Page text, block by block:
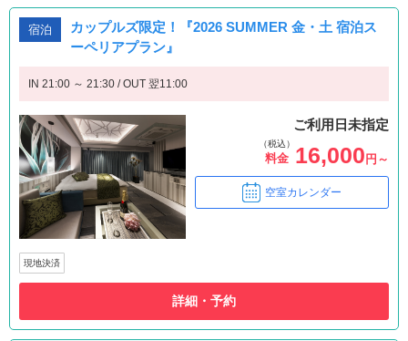
宿泊
カップルズ限定！『2026 SUMMER 金・土 宿泊ス
ーペリアプラン』
IN 21:00 ～ 21:30 / OUT 翌11:00
ご利用日未指定
（税込）
料金 16,000 円～
空室カレンダー
現地決済
詳細・予約